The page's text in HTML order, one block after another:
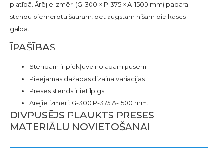
platībā. Ārējie izmēri (G-300 × P-375 × A-1500 mm) padara
stendu piemērotu šaurām, bet augstām nišām pie kases
galda.
ĪPAŠĪBAS
Stendam ir piekļuve no abām pusēm;
Pieejamas dažādas dizaina variācijas;
Preses stends ir ietilpīgs;
Ārējie izmēri: G-300 P-375 A-1500 mm.
DIVPUSĒJS PLAUKTS PRESES
MATERIĀLU NOVIETOŠANAI